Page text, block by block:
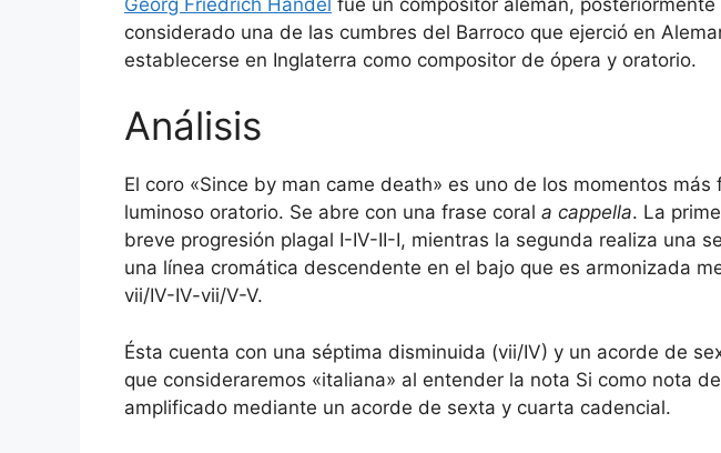
de
flecha
arriba/abajo
disminuir
el
volumen.
considerado una de las cumbres del Barroco que ejerció en
establecerse en Inglaterra como compositor de ópera y oratorio.
Análisis
El coro «Since by man came death» es uno de los momentos
luminoso oratorio. Se abre con una frase coral a cappella. La
breve progresión plagal I-IV-II-I, mientras la segunda realiza una
una línea cromática descendente en el bajo que es armonizada
vii/IV-IV-vii/V-V.
Ésta cuenta con una séptima disminuida (vii/IV) y un acorde de
que consideraremos «italiana» al entender la nota Si como nota
amplificado mediante un acorde de sexta y cuarta cadencial.